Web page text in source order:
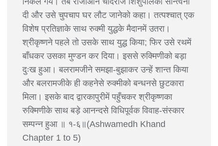
दी और उसे चुपचाप घर लौट जानेको कहा। तत्पश्चात् एक
विशेष प्रतिज्ञाके साथ रुक्मी युद्धके मैदानमें उतरा।
श्रीकृष्णने पहले तो उसके साथ युद्ध किया; फिर उसे रथमें
बाँधकर उसका मुण्डन कर दिया। इससे रुक्मिणीको बड़ा
दुःख हुआ। बलरामजीने समझा-बुझाकर उन्हें शान्त किया
और बलरामजीके ही कहनेसे रुक्मीको बन्धनसे छुटकारा
मिला। इसके बाद द्वारकापुरीमें पहुँचकर श्रीकृष्णका
रुक्मिणीके साथ बड़े आनन्दसे विधिपूर्वक विवाह-संस्कार
सम्पन्न हुआ ॥ १-६॥(Ashwamedh Khand
Chapter 1 to 5)